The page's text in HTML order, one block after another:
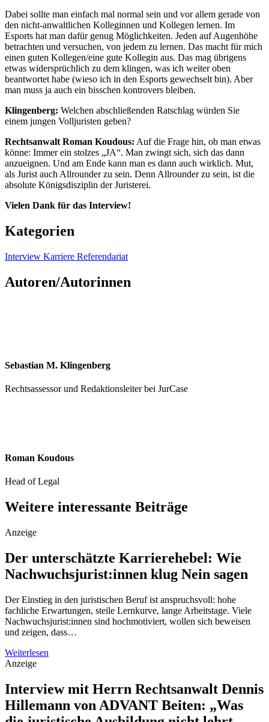
Dabei sollte man einfach mal normal sein und vor allem gerade von
den nicht-anwaltlichen Kolleginnen und Kollegen lernen. Im
Esports hat man dafür genug Möglichkeiten. Jeden auf Augenhöhe
betrachten und versuchen, von jedem zu lernen. Das macht für mich
einen guten Kollegen/eine gute Kollegin aus. Das mag übrigens
etwas widersprüchlich zu dem klingen, was ich weiter oben
beantwortet habe (wieso ich in den Esports gewechselt bin). Aber
man muss ja auch ein bisschen kontrovers bleiben.
Klingenberg: Welchen abschließenden Ratschlag würden Sie
einem jungen Volljuristen geben?
Rechtsanwalt Roman Koudous: Auf die Frage hin, ob man etwas
könne: Immer ein stolzes „JA“. Man zwingt sich, sich das dann
anzueignen. Und am Ende kann man es dann auch wirklich. Mut,
als Jurist auch Allrounder zu sein. Denn Allrounder zu sein, ist die
absolute Königsdisziplin der Juristerei.
Vielen Dank für das Interview!
Kategorien
Interview Karriere Referendariat
Autoren/Autorinnen
Sebastian M. Klingenberg
Rechtsassessor und Redaktionsleiter bei JurCase
Roman Koudous
Head of Legal
Weitere interessante Beiträge
Anzeige
Der unterschätzte Karrierehebel: Wie
Nachwuchsjurist:innen klug Nein sagen
Der Einstieg in den juristischen Beruf ist anspruchsvoll: hohe
fachliche Erwartungen, steile Lernkurve, lange Arbeitstage. Viele
Nachwuchsjurist:innen sind hochmotiviert, wollen sich beweisen
und zeigen, dass…
Weiterlesen
Anzeige
Interview mit Herrn Rechtsanwalt Dennis
Hillemann von ADVANT Beiten: „Was